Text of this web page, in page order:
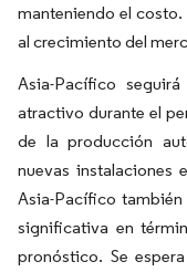
manteniendo el costo.
al crecimiento del
Asia-Pacífico
atractivo durante el
de la producción
nuevas instalaciones
Asia-Pacífico
significativa en
pronóstico. Se